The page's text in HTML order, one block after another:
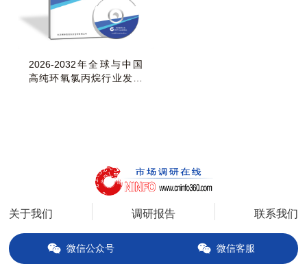
2026-2032年全球与中国
高纯环氧氯丙烷行业发展
关于我们 调研报告 联系我们
微信公众号 微信客服